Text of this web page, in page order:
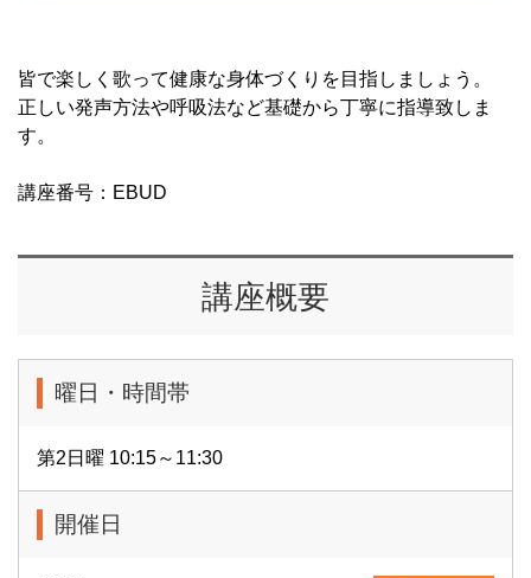
皆で楽しく歌って健康な身体づくりを目指しましょう。
正しい発声方法や呼吸法など基礎から丁寧に指導致しま
す。
講座番号：EBUD
講座概要
曜日・時間帯
第2日曜 10:15～11:30
開催日